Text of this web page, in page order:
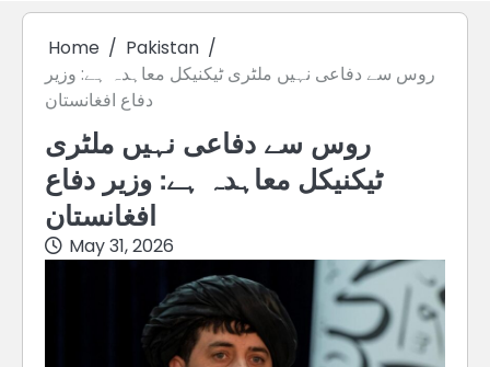
Home
Pakistan
روس سے دفاعی نہیں ملٹری ٹیکنیکل معاہدہ ہے: وزیر
دفاع افغانستان
روس سے دفاعی نہیں ملٹری
ٹیکنیکل معاہدہ ہے: وزیر دفاع
افغانستان
May 31, 2026